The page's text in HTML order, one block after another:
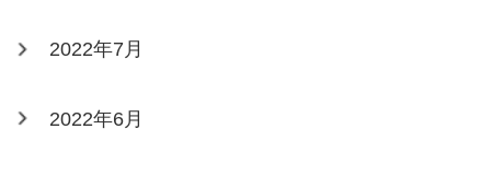
2022年7月
2022年6月